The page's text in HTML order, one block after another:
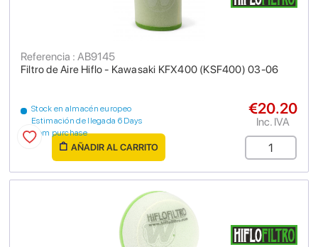
Filtro de Aire Hiflo - Kawasaki KFX400 (KSF400) 03-06
Referencia : AB9145
Stock en almacén europeo
Estimación de llegada 6 Days
from purchase
€20.20
Inc. IVA
AÑADIR AL CARRITO